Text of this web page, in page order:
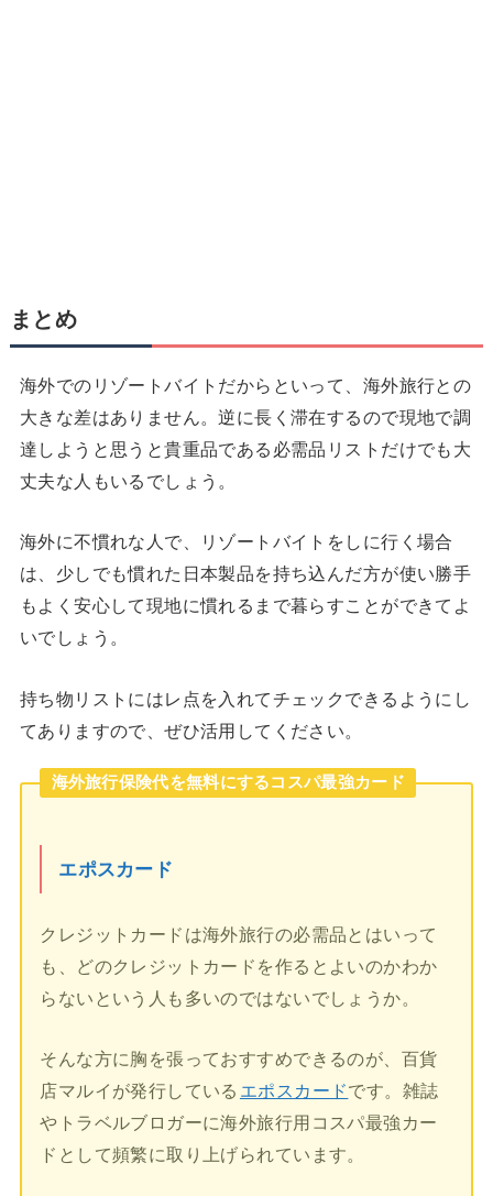
まとめ
海外でのリゾートバイトだからといって、海外旅行との
大きな差はありません。逆に長く滞在するので現地で調
達しようと思うと貴重品である必需品リストだけでも大
丈夫な人もいるでしょう。
海外に不慣れな人で、リゾートバイトをしに行く場合
は、少しでも慣れた日本製品を持ち込んだ方が使い勝手
もよく安心して現地に慣れるまで暮らすことができてよ
いでしょう。
持ち物リストにはレ点を入れてチェックできるようにし
てありますので、ぜひ活用してください。
海外旅行保険代を無料にするコスパ最強カード
エポスカード
クレジットカードは海外旅行の必需品とはいって
も、どのクレジットカードを作るとよいのかわか
らないという人も多いのではないでしょうか。
そんな方に胸を張っておすすめできるのが、百貨
店マルイが発行している エポスカードです。雑誌
やトラベルブロガーに海外旅行用コスパ最強カー
ドとして頻繁に取り上げられています。